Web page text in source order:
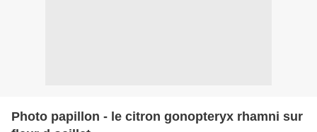
Photo papillon - le citron gonopteryx rhamni sur